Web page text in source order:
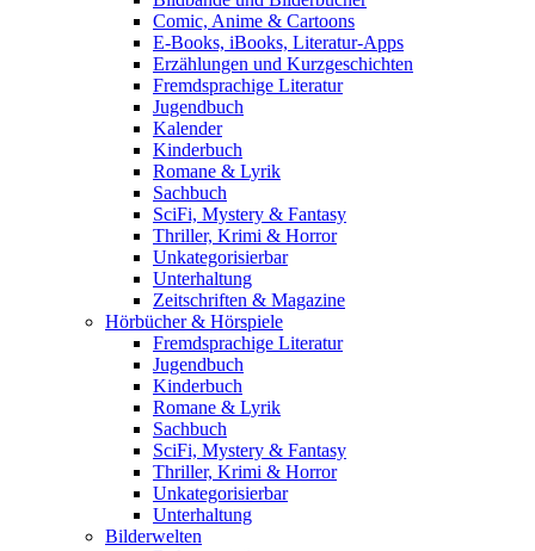
Comic, Anime & Cartoons
E-Books, iBooks, Literatur-Apps
Erzählungen und Kurzgeschichten
Fremdsprachige Literatur
Jugendbuch
Kalender
Kinderbuch
Romane & Lyrik
Sachbuch
SciFi, Mystery & Fantasy
Thriller, Krimi & Horror
Unkategorisierbar
Unterhaltung
Zeitschriften & Magazine
Hörbücher & Hörspiele
Fremdsprachige Literatur
Jugendbuch
Kinderbuch
Romane & Lyrik
Sachbuch
SciFi, Mystery & Fantasy
Thriller, Krimi & Horror
Unkategorisierbar
Unterhaltung
Bilderwelten